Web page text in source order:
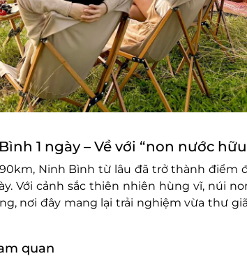
1 ngày – Về với “non nước
Ninh Bình từ lâu đã trở thành điểm
Với cảnh sắc thiên nhiên hùng vĩ, núi
nơi đây mang lại trải nghiệm vừa thư
quan